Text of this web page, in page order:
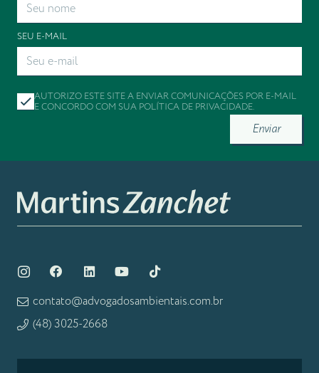
SEU E-MAIL
AUTORIZO ESTE SITE A ENVIAR COMUNICAÇÕES POR E-MAIL
E CONCORDO COM SUA POLÍTICA DE PRIVACIDADE.
Enviar
contato@advogadosambientais.com.br
(48) 3025-2668